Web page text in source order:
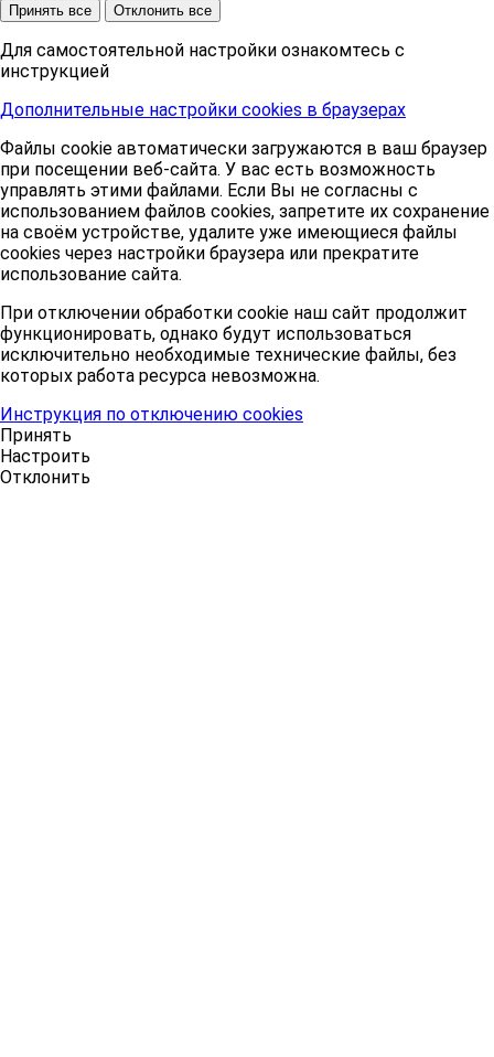
Принять все Отклонить все
Для самостоятельной настройки ознакомтесь с
инструкцией
Дополнительные настройки cookies в браузерах
Файлы cookie автоматически загружаются в ваш браузер
при посещении веб-сайта. У вас есть возможность
управлять этими файлами. Если Вы не согласны с
использованием файлов cookies, запретите их сохранение
на своём устройстве, удалите уже имеющиеся файлы
cookies через настройки браузера или прекратите
использование сайта.
При отключении обработки cookie наш сайт продолжит
функционировать, однако будут использоваться
исключительно необходимые технические файлы, без
которых работа ресурса невозможна.
Инструкция по отключению cookies
Принять
Настроить
Отклонить